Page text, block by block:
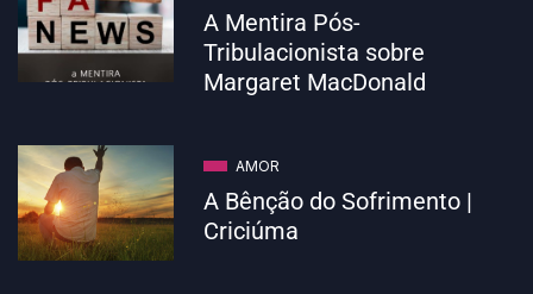
A Mentira Pós-
Tribulacionista sobre
Margaret MacDonald
AMOR
A Bênção do Sofrimento |
Criciúma